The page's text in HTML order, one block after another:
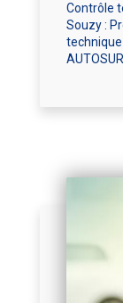
Contrôle
Souzy :